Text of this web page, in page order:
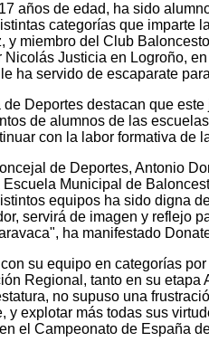
años de edad, ha sido
categorías que imparte
y miembro del Club
Justicia en Logroño,
ha servido de escaparate
Deportes destacan que
de alumnos de las
con la labor formativa de
de Deportes, Antonio
Municipal de
equipos ha sido digna
servirá de imagen y reflejo
ha manifestado
su equipo en categorías
Regional, tanto en su
no supuso una
y explotar más todas sus
el Campeonato de España